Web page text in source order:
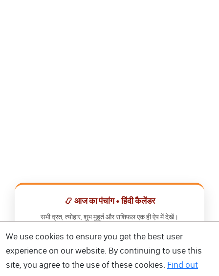
📿 आज का पंचांग • हिंदी कैलेंडर
सभी व्रत, त्योहार, शुभ मुहूर्त और राशिफल एक ही ऐप में देखें।
📅 हिंदी कैलेंडर ऐप डाउनलोड करें
We use cookies to ensure you get the best user
experience on our website. By continuing to use this
site, you agree to the use of these cookies. Find out